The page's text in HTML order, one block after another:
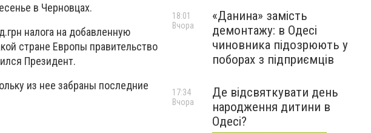
в Черновцах.
налога на добавленную
стране Европы правительство
Президент.
из нее забраны последние
«Данина» замість
демонтажу: в Одесі
чиновника підозрюють у
поборах з підприємців
18:01
Вчора
Де відсвяткувати день
народження дитини в
Одесі?
17:34
Вчора